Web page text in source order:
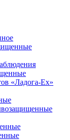
«Ладога-Ex»